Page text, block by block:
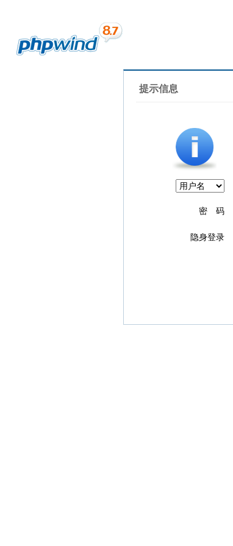
提示信息
密 码
隐身登录